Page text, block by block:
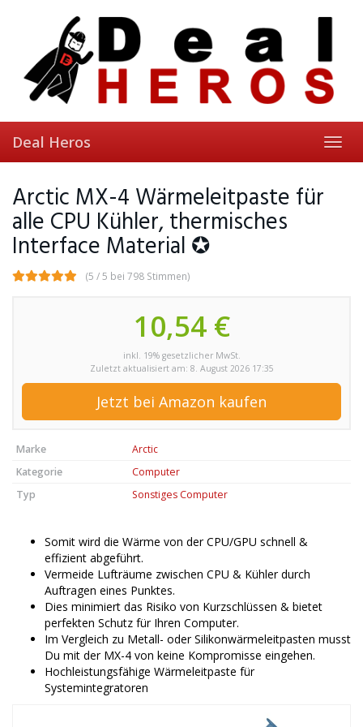
Deal Heros
Arctic MX-4 Wärmeleitpaste für
alle CPU Kühler, thermisches
Interface Material ✪
(5 / 5 bei 798 Stimmen)
10,54 €
inkl. 19% gesetzlicher MwSt.
Zuletzt aktualisiert am: 8. August 2026 17:35
Jetzt bei Amazon kaufen
Marke
Arctic
Kategorie
Computer
Typ
Sonstiges Computer
Somit wird die Wärme von der CPU/GPU schnell &
effizient abgeführt.
Vermeide Lufträume zwischen CPU & Kühler durch
Auftragen eines Punktes.
Dies minimiert das Risiko von Kurzschlüssen & bietet
perfekten Schutz für Ihren Computer.
Im Vergleich zu Metall- oder Silikonwärmeleitpasten musst
Du mit der MX-4 von keine Kompromisse eingehen.
Hochleistungsfähige Wärmeleitpaste für
Systemintegratoren